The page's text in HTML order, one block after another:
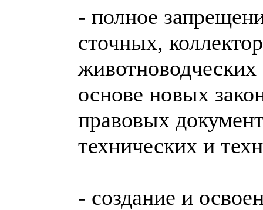
- полное
сточных,
основе новых
правовых
технических и
- создание и